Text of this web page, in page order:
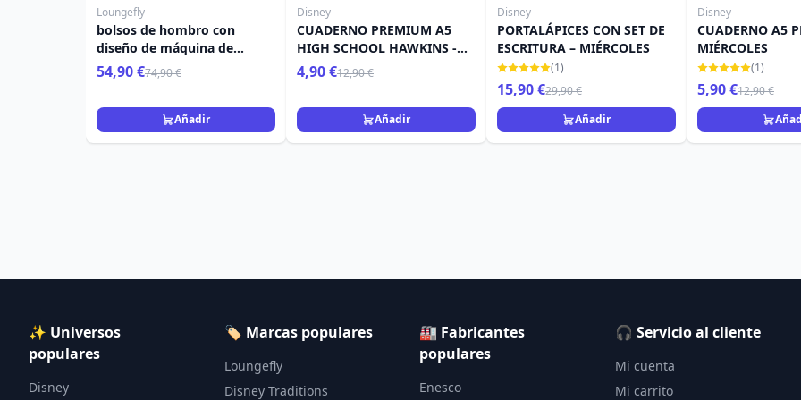
Loungefly
bolsos de hombro con
diseño de máquina de
escribir Arc Figural de
Wednesday by Loungefly
54,90 €74,90 €
Añadir
Disney
CUADERNO PREMIUM A5
HIGH SCHOOL HAWKINS -
STRANGER THINGS
4,90 €12,90 €
Añadir
Disney
PORTALÁPICES CON SET DE
ESCRITURA – MIÉRCOLES
(1)
15,90 €29,90 €
Añadir
Disney
CUADERNO A5
MIÉRCOLES
(1)
5,90 €12,90 €
✨ Universos
populares
Disney
🏷️ Marcas populares
Loungefly
Disney Traditions
🏭 Fabricantes
populares
Enesco
🎧 Servicio al cliente
Mi cuenta
Mi carrito